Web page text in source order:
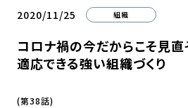
2020/11/25 組織
コロナ禍の今だからこそ見直
適応できる強い組織づくり
(第38話)